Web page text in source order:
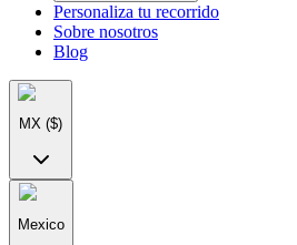
Personaliza tu recorrido
Sobre nosotros
Blog
MX ($)
Mexico